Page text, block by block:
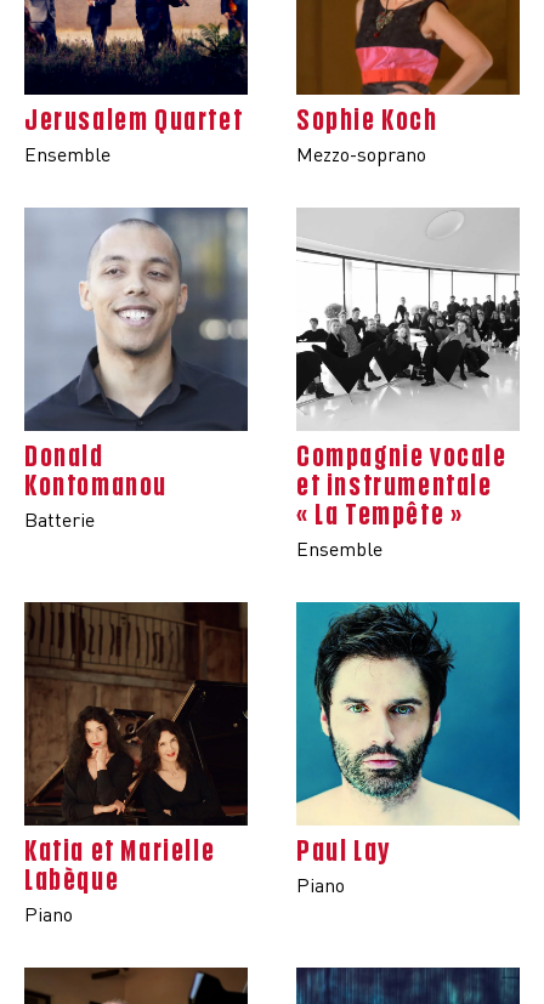
Jerusalem Quartet
Ensemble
Sophie Koch
Mezzo-soprano
Donald
Kontomanou
Batterie
Compagnie vocale
et instrumentale
« La Tempête »
Ensemble
Katia et Marielle
Labèque
Piano
Paul Lay
Piano